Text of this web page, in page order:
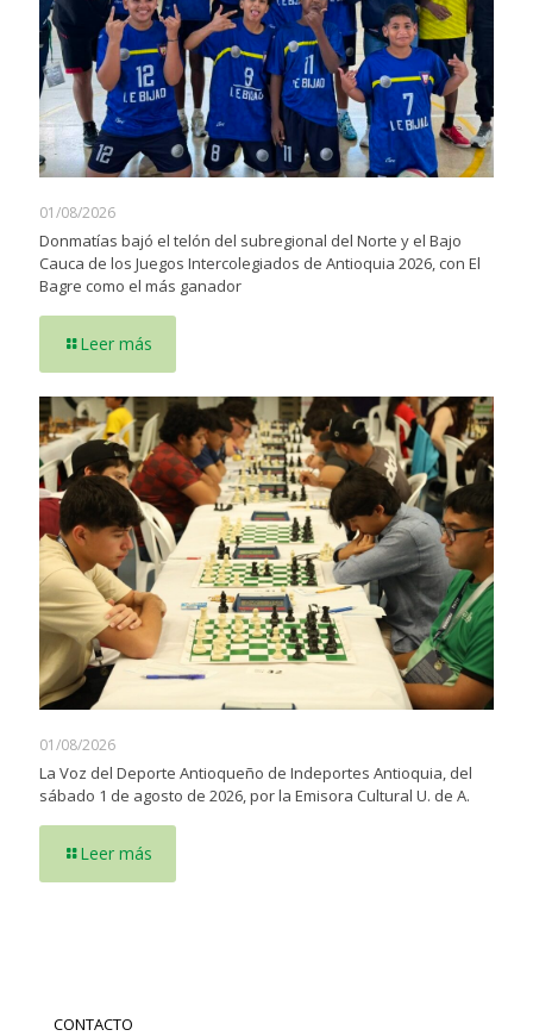
01/08/2026
Donmatías bajó el telón del subregional del Norte y el Bajo
Cauca de los Juegos Intercolegiados de Antioquia 2026, con El
Bagre como el más ganador
Leer más
01/08/2026
La Voz del Deporte Antioqueño de Indeportes Antioquia, del
sábado 1 de agosto de 2026, por la Emisora Cultural U. de A.
Leer más
CONTACTO